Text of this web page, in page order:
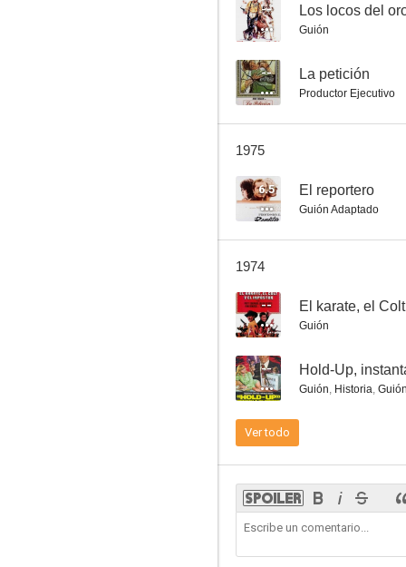
La chica de Via Condotti
-- Los locos del
Guión
-- La petición
Productor Ejecutivo
1975
6.5 El reportero
Guión Adaptado
1974
-- El karate, el
Guión
-- Hold-Up,
Guión, Historia,
Ver todo